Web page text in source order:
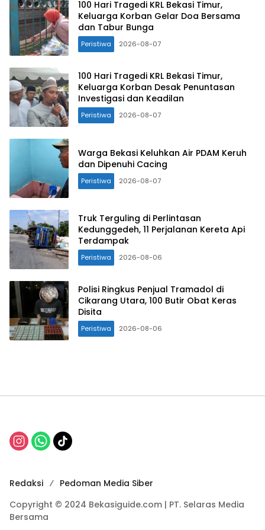
100 Hari Tragedi KRL Bekasi Timur,
Keluarga Korban Gelar Doa Bersama
dan Tabur Bunga
Peristiwa 2026-08-07
100 Hari Tragedi KRL Bekasi Timur,
Keluarga Korban Desak Penuntasan
Investigasi dan Keadilan
Peristiwa 2026-08-07
Warga Bekasi Keluhkan Air PDAM Keruh
dan Dipenuhi Cacing
Peristiwa 2026-08-07
Truk Terguling di Perlintasan
Kedunggedeh, 11 Perjalanan Kereta Api
Terdampak
Peristiwa 2026-08-06
Polisi Ringkus Penjual Tramadol di
Cikarang Utara, 100 Butir Obat Keras
Disita
Peristiwa 2026-08-06
Redaksi
Pedoman Media Siber
Copyright © 2024 Bekasiguide.com | PT. Selaras Media
Bersama